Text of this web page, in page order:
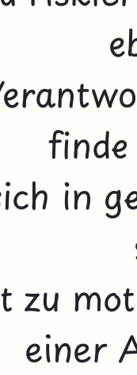
in
zu
einer